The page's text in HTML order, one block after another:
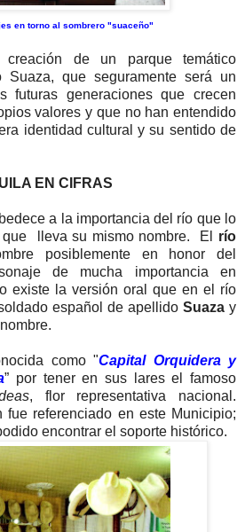
en torno al sombrero "suaceño"
de un parque temático
Suaza, que seguramente será un
futuras generaciones que crecen
valores y que no han entendido
identidad cultural y su sentido de
EN CIFRAS
a la importancia del río que lo
lleva su mismo nombre. El río
posiblemente en honor del
de mucha importancia en
existe la versión oral que en el río
español de apellido Suaza y
como "Capital Orquidera y
” por tener en sus lares el famoso
, flor representativa nacional.
fue referenciado en este Municipio;
encontrar el soporte histórico.